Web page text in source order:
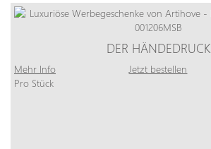
DER HÄNDEDRUCK
Mehr Info Jetzt bestellen
Pro Stück